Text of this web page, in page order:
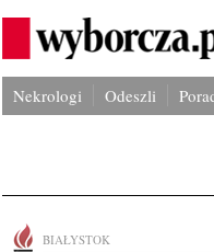
Nekrologi Odeszli
BIAŁYSTOK